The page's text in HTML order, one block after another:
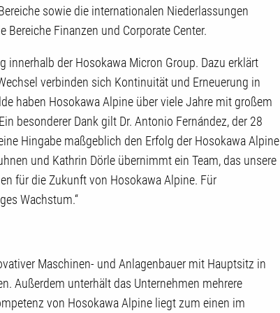
sowie die internationalen Niederlassungen
Finanzen und Corporate Center.
innerhalb der Hosokawa Micron Group. Dazu erklärt
verbinden sich Kontinuität und Erneuerung in
haben Hosokawa Alpine über viele Jahre mit großem
besonderer Dank gilt Dr. Antonio Fernández, der 28
Hingabe maßgeblich den Erfolg der Hosokawa Alpine
und Kathrin Dörle übernimmt ein Team, das unsere
für die Zukunft von Hosokawa Alpine. Für
Wachstum.“
Maschinen- und Anlagenbauer mit Hauptsitz in
Außerdem unterhält das Unternehmen mehrere
von Hosokawa Alpine liegt zum einen im